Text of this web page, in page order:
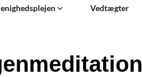
Vedtægter